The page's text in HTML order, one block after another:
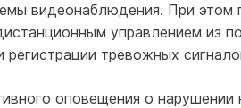
видеонаблюдения. При
управлением из
регистрации тревожных
оповещения о нарушении